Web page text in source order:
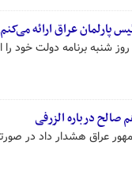
پارلمان عراق ارائه می‌کنم
شنبه برنامه دولت خود
صالح درباره الزرفی
عراق هشدار داد در